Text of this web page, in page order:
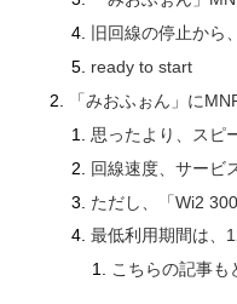
旧回線の停止から
ready to start
「みおふぉん」に
思ったより、スピ
回線速度、サービ
ただし、「Wi2
最低利用期間は、
こちらの記事も